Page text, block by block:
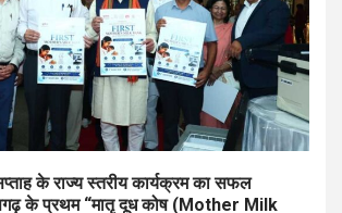
के राज्य स्तरीय कार्यक्रम का सफल
के प्रथम “मातृ दूध कोष (Mother Milk